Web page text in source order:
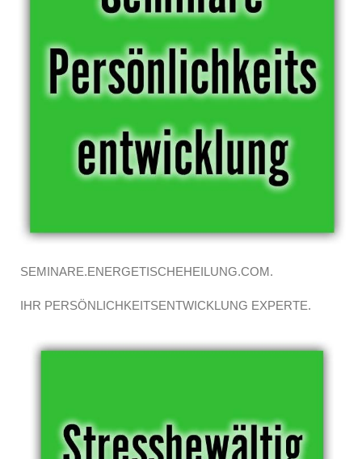
SEMINARE.ENERGETISCHEHEILUNG.COM.
IHR PERSÖNLICHKEITSENTWICKLUNG EXPERTE.